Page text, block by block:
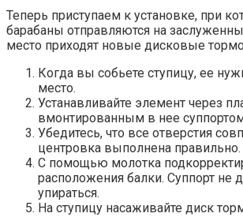
Теперь приступаем к установке, при
барабаны отправляются на
место приходят новые дисковые
Когда вы собьете ступицу, ее
место.
Устанавливайте элемент через
вмонтированным в нее
Убедитесь, что все отверстия
центровка выполнена правильно.
С помощью молотка
расположения балки. Суппорт не
упираться.
На ступицу насаживайте диск